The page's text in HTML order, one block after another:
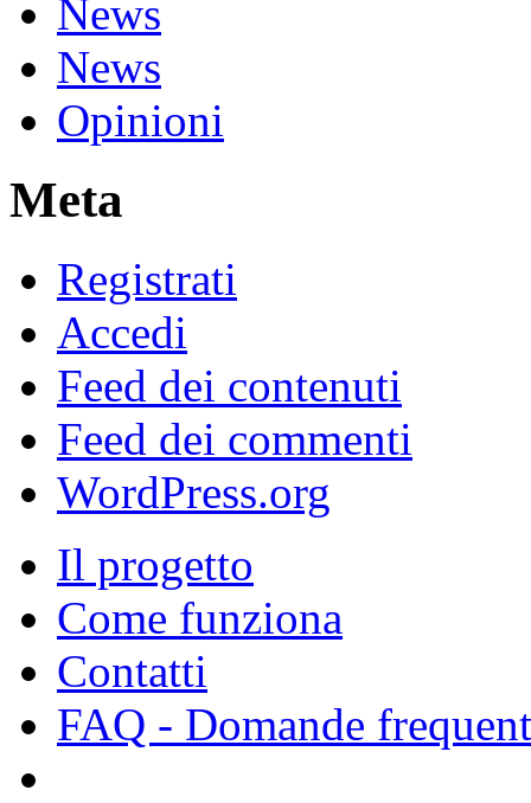
News
News
Opinioni
Meta
Registrati
Accedi
Feed dei contenuti
Feed dei commenti
WordPress.org
Il progetto
Come funziona
Contatti
FAQ - Domande